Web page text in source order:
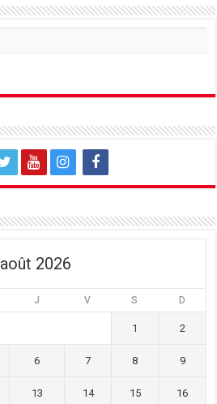
août 2026
J V S D
1 2
6 7 8 9
13 14 15 16